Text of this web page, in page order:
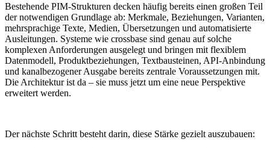
Bestehende PIM-Strukturen decken häufig bereits einen großen Teil
der notwendigen Grundlage ab: Merkmale, Beziehungen, Varianten,
mehrsprachige Texte, Medien, Übersetzungen und automatisierte
Ausleitungen. Systeme wie crossbase sind genau auf solche
komplexen Anforderungen ausgelegt und bringen mit flexiblem
Datenmodell, Produktbeziehungen, Textbausteinen, API-Anbindung
und kanalbezogener Ausgabe bereits zentrale Voraussetzungen mit.
Die Architektur ist da – sie muss jetzt um eine neue Perspektive
erweitert werden.
Der nächste Schritt besteht darin, diese Stärke gezielt auszubauen: